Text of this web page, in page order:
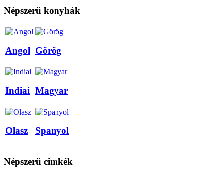
Népszerű konyhák
Angol Görög
Indiai Magyar
Olasz Spanyol
Népszerű cimkék